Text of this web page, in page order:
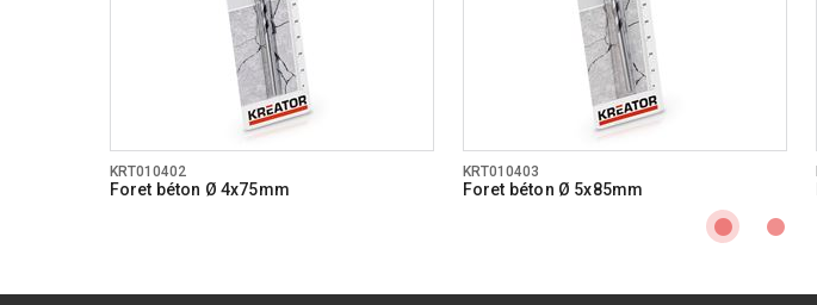
KRT010402
Foret béton Ø 4x75mm
KRT010403
Foret béton Ø 5x85mm